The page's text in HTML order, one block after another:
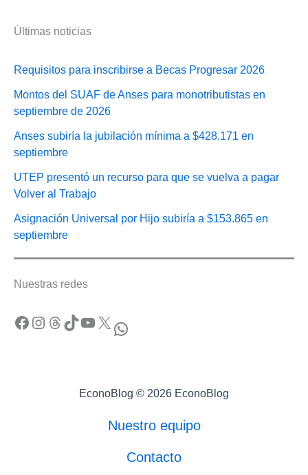
créditos
Anses
Últimas noticias
Requisitos para inscribirse a Becas Progresar 2026
Montos del SUAF de Anses para monotributistas en
septiembre de 2026
Anses subiría la jubilación mínima a $428.171 en
septiembre
UTEP presentó un recurso para que se vuelva a pagar
Volver al Trabajo
Asignación Universal por Hijo subiría a $153.865 en
septiembre
Nuestras redes
Facebook Instagram Threads TikTok YouTube X WhatsApp
EconoBlog © 2026 EconoBlog
Nuestro equipo
Contacto